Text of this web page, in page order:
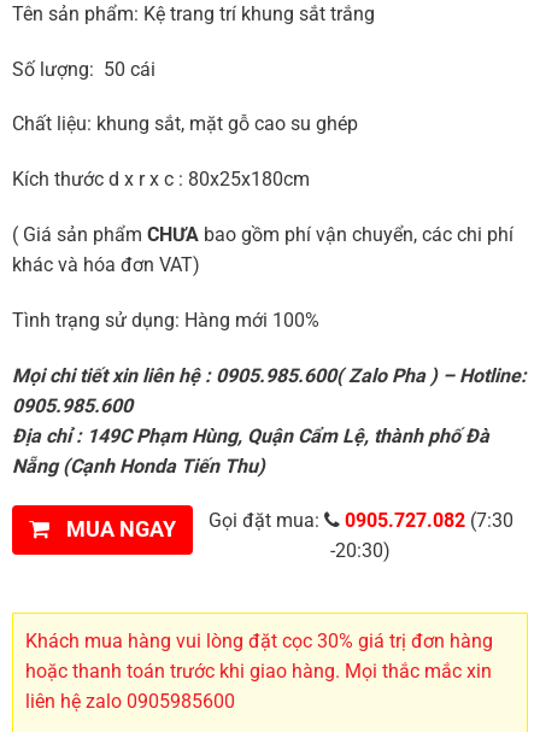
Tên sản phẩm: Kệ trang trí khung sắt trắng
Số lượng: 50 cái
Chất liệu: khung sắt, mặt gỗ cao su ghép
Kích thước d x r x c : 80x25x180cm
( Giá sản phẩm CHƯAbao gồm phí vận chuyển, các chi phí
khác và hóa đơn VAT)
Tình trạng sử dụng: Hàng mới 100%
Mọi chi tiết xin liên hệ : 0905.985.600( Zalo Pha ) – Hotline:
0905.985.600
Địa chỉ : 149C Phạm Hùng, Quận Cẩm Lệ, thành phố Đà
Nẵng (Cạnh Honda Tiến Thu)
MUA NGAY Gọi đặt mua: 0905.727.082(7:30
-20:30)
Khách mua hàng vui lòng đặt cọc 30% giá trị đơn hàng
hoặc thanh toán trước khi giao hàng. Mọi thắc mắc xin
liên hệ zalo 0905985600